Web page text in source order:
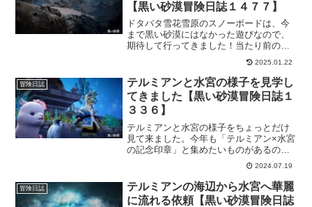
【黒い砂漠冒険日誌１４７７】
ドタバタ雪花雪原のスノーボードは、今
まで黒い砂漠にはなかった遊びなので、
期待して行ってきました！当たり前のこ
となんですけど、最初からうまくいくわ
けないので、少しずつ遊び方を覚えてい
きましょうかね。そして目指せオリンピ
ック…なわけないｗ
2025.01.22
冒険日誌
テルミアンと水宮の様子を見学し
てきました【黒い砂漠冒険日誌１
３３６】
テルミアンと水宮の様子をちょっとだけ
見て来ました。今年も「テルミアン×水宮
の記念印章」と集めたいものがあるの
で、出来るだけ多くのイベントなどに参
加したいものです。が。世界的に障害が
起きているので、緊急メンテ入ってます
ｗ
2024.07.19
冒険日誌
テルミアンの海辺から水宮へ華麗
に流れる依頼【黒い砂漠冒険日誌